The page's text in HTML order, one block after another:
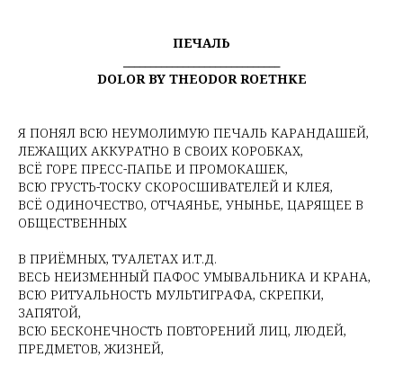
ПЕЧАЛЬ
DOLOR BY THEODOR ROETHKE
Я ПОНЯЛ ВСЮ НЕУМОЛИМУЮ ПЕЧАЛЬ КАРАНДАШЕЙ,
ЛЕЖАЩИХ АККУРАТНО В СВОИХ КОРОБКАХ,
ВСЁ ГОРЕ ПРЕСС-ПАПЬЕ И ПРОМОКАШЕК,
ВСЮ ГРУСТЬ-ТОСКУ СКОРОСШИВАТЕЛЕЙ И КЛЕЯ,
ВСЁ ОДИНОЧЕСТВО, ОТЧАЯНЬЕ, УНЫНЬЕ, ЦАРЯЩЕЕ В
ОБЩЕСТВЕННЫХ
В ПРИЁМНЫХ, ТУАЛЕТАХ И.Т.Д.
ВЕСЬ НЕИЗМЕННЫЙ ПАФОС УМЫВАЛЬНИКА И КРАНА,
ВСЮ РИТУАЛЬНОСТЬ МУЛЬТИГРАФА, СКРЕПКИ,
ЗАПЯТОЙ,
ВСЮ БЕСКОНЕЧНОСТЬ ПОВТОРЕНИЙ ЛИЦ, ЛЮДЕЙ,
ПРЕДМЕТОВ, ЖИЗНЕЙ,